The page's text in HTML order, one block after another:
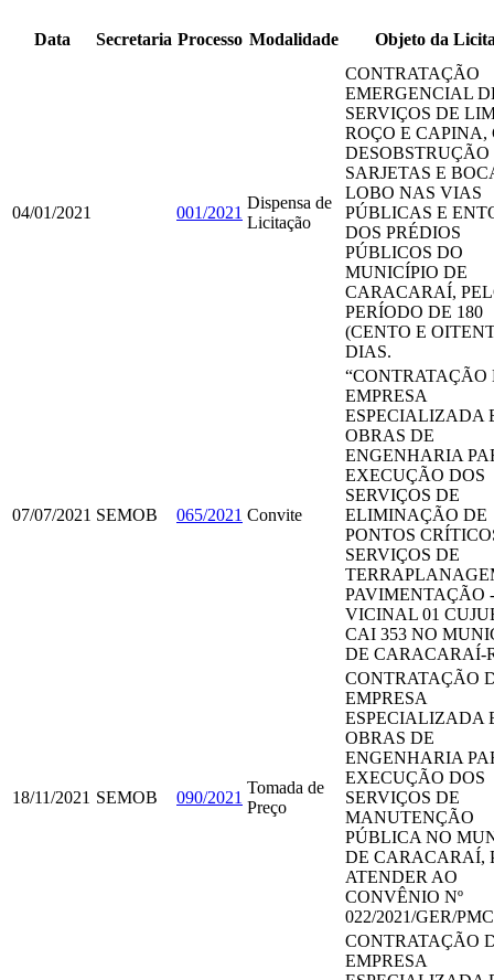
Data Secretaria Processo Modalidade Objeto da
04/01/2021 001/2021
Dispensa de
Licitação
CONTRATAÇÃO
EMERGENCIAL
SERVIÇOS DE
ROÇO E CAPINA,
DESOBSTRUÇÃO
SARJETAS E
LOBO NAS VIAS
PÚBLICAS E
DOS PRÉDIOS
PÚBLICOS DO
MUNICÍPIO DE
CARACARAÍ,
PERÍODO DE 180
(CENTO E
DIAS.
07/07/2021 SEMOB 065/2021 Convite
“CONTRATAÇÃO
EMPRESA
ESPECIALIZADA
OBRAS DE
ENGENHARIA
EXECUÇÃO DOS
SERVIÇOS DE
ELIMINAÇÃO DE
PONTOS
SERVIÇOS DE
PAVIMENTAÇÃO -
VICINAL 01
CAI 353 NO
DE CARACARAÍ-
18/11/2021 SEMOB 090/2021
Tomada de
Preço
CONTRATAÇÃO
EMPRESA
ESPECIALIZADA
OBRAS DE
ENGENHARIA
EXECUÇÃO DOS
SERVIÇOS DE
MANUTENÇÃO
PÚBLICA NO
DE CARACARAÍ,
ATENDER AO
CONVÊNIO Nº
022/2021/GER/PMC
CONTRATAÇÃO
EMPRESA